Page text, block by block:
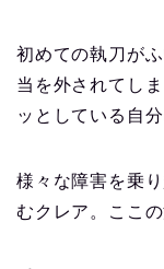
初めての執刀が
当を外されてし
ッとしている自
様々な障害を乗
むクレア。ここ